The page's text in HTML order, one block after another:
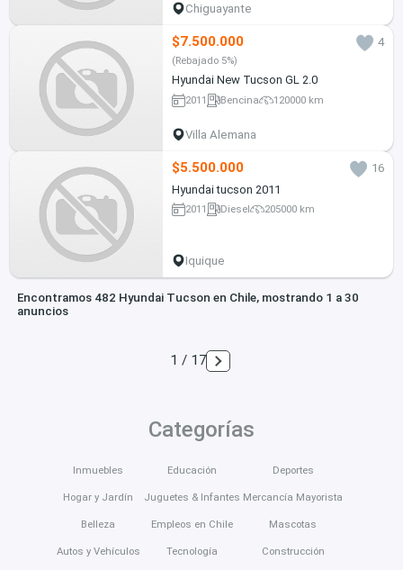
Chiguayante
$7.500.000 4
(Rebajado 5%)
Hyundai New Tucson GL 2.0
2011 Bencina 120000 km
Villa Alemana
$5.500.000
16
Hyundai tucson 2011
2011 Diesel 205000 km
Iquique
Encontramos 482 Hyundai Tucson en Chile, mostrando 1 a 30
anuncios
1 / 17
Categorías
Inmuebles
Hogar y Jardín
Belleza
Autos y Vehículos
Educación
Juguetes & Infantes
Empleos en Chile
Tecnología
Deportes
Mercancía Mayorista
Mascotas
Construcción